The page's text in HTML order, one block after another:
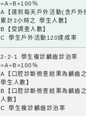
=A÷B×100％
A【達到每天戶外活動(含戶外
累計2小時之 學生人數】
B【受調查人數】
C 學生戶外活動120達成率
2-2-1 學生複診齲齒診治率
=A÷B×100％
A【口腔診斷檢查結果為齲齒
學生人數】
B【口腔診斷檢查結果為齲齒
人數】
C 學生複診齲齒診治率